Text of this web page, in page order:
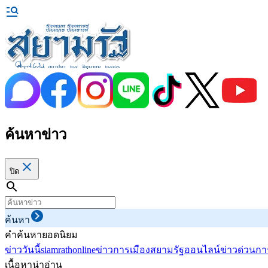
ค้นหาข่าว
ปิด
ค้นหา
คำค้นหายอดนิยม
ข่าววันนี้siamrathonlineข่าวการเมืองสยามรัฐออนไลน์ข่าวด่วนก
เนื้อหาน่าอ่าน